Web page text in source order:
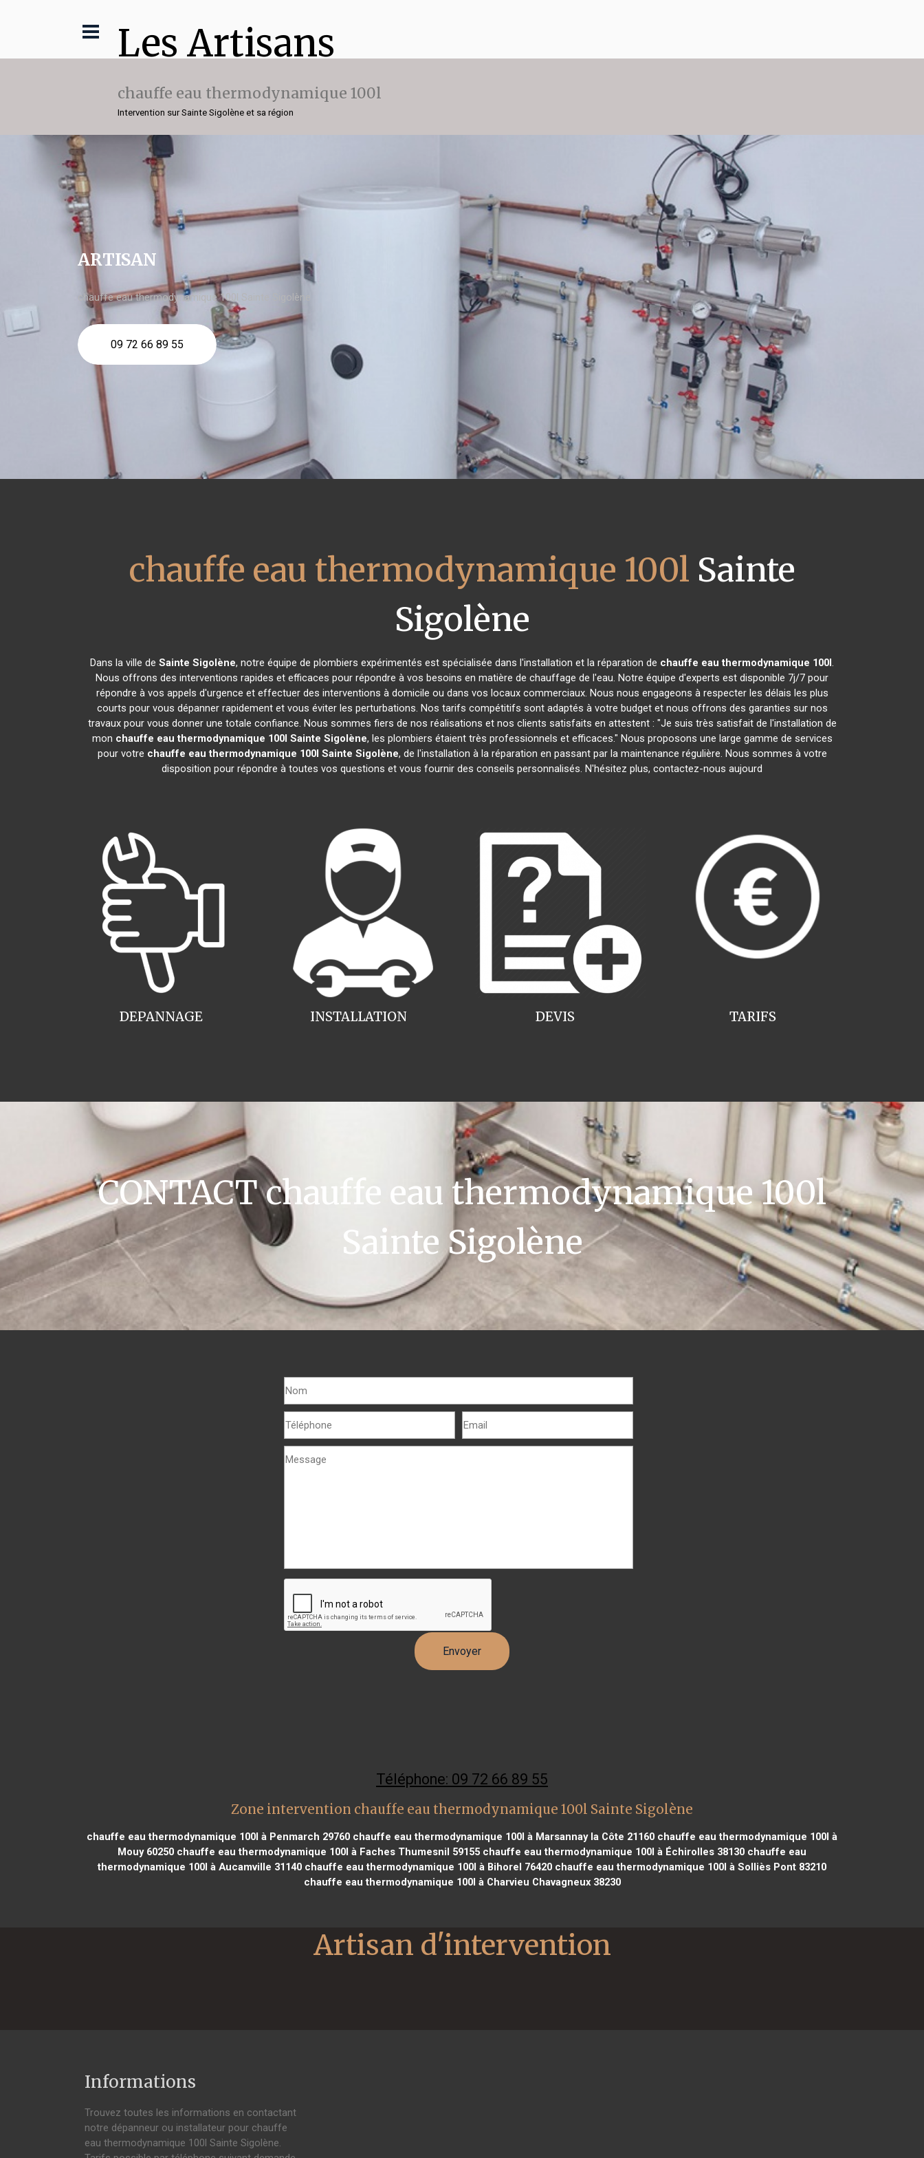
Les Artisans
chauffe eau thermodynamique 100l
Intervention sur Sainte Sigolène et sa région
ARTISAN
chauffe eau thermodynamique 100l Sainte Sigolène
09 72 66 89 55
chauffe eau thermodynamique 100l Sainte
Sigolène
Dans la ville de Sainte Sigolène, notre équipe de plombiers expérimentés est spécialisée dans l'installation et la réparation de chauffe eau thermodynamique 100l.
Nous offrons des interventions rapides et efficaces pour répondre à vos besoins en matière de chauffage de l'eau. Notre équipe d'experts est disponible 7j/7 pour
répondre à vos appels d'urgence et effectuer des interventions à domicile ou dans vos locaux commerciaux. Nous nous engageons à respecter les délais les plus
courts pour vous dépanner rapidement et vous éviter les perturbations. Nos tarifs compétitifs sont adaptés à votre budget et nous offrons des garanties sur nos
travaux pour vous donner une totale confiance. Nous sommes fiers de nos réalisations et nos clients satisfaits en attestent : "Je suis très satisfait de l'installation de
mon chauffe eau thermodynamique 100l Sainte Sigolène, les plombiers étaient très professionnels et efficaces." Nous proposons une large gamme de services
pour votre chauffe eau thermodynamique 100l Sainte Sigolène, de l'installation à la réparation en passant par la maintenance régulière. Nous sommes à votre
disposition pour répondre à toutes vos questions et vous fournir des conseils personnalisés. N'hésitez plus, contactez-nous aujourd
INSTALLATION
DEPANNAGE TARIFS
DEVIS
CONTACT chauffe eau thermodynamique 100l
Sainte Sigolène
Téléphone: 09 72 66 89 55
Zone intervention chauffe eau thermodynamique 100l Sainte Sigolène
chauffe eau thermodynamique 100l à Penmarch 29760 chauffe eau thermodynamique 100l à Marsannay la Côte 21160 chauffe eau thermodynamique 100l à
Mouy 60250 chauffe eau thermodynamique 100l à Faches Thumesnil 59155 chauffe eau thermodynamique 100l à Échirolles 38130 chauffe eau
thermodynamique 100l à Aucamville 31140 chauffe eau thermodynamique 100l à Bihorel 76420 chauffe eau thermodynamique 100l à Solliès Pont 83210
chauffe eau thermodynamique 100l à Charvieu Chavagneux 38230
Informations
Trouvez toutes les informations en contactant
notre dépanneur ou installateur pour chauffe
eau thermodynamique 100l Sainte Sigolène.
Artisan d'intervention